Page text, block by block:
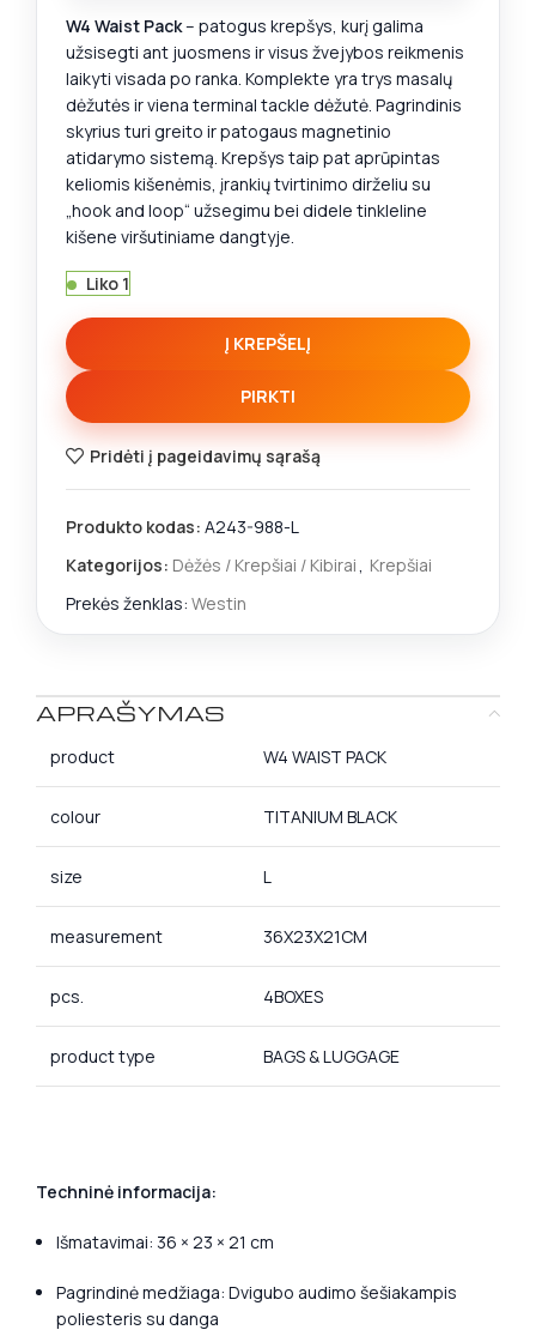
W4 Waist Pack– patogus krepšys, kurį galima
užsisegti ant juosmens ir visus žvejybos reikmenis
laikyti visada po ranka. Komplekte yra trys masalų
dėžutės ir viena terminal tackle dėžutė. Pagrindinis
skyrius turi greito ir patogaus magnetinio
atidarymo sistemą. Krepšys taip pat aprūpintas
keliomis kišenėmis, įrankių tvirtinimo dirželiu su
„hook and loop“ užsegimu bei didele tinkleline
kišene viršutiniame dangtyje.
Liko 1
Į KREPŠELĮ
PIRKTI
Pridėti į pageidavimų sąrašą
Produkto kodas: A243-988-L
Kategorijos: Dėžės / Krepšiai / Kibirai, Krepšiai
Prekės ženklas: Westin
APRAŠYMAS
product W4 WAIST PACK
colour TITANIUM BLACK
size L
measurement 36X23X21CM
pcs. 4BOXES
product type BAGS & LUGGAGE
Techninė informacija:
Išmatavimai: 36 × 23 × 21 cm
Pagrindinė medžiaga: Dvigubo audimo šešiakampis
poliesteris su danga